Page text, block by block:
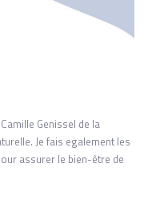
Genissel de la
Je fais egalement les
assurer le bien-être de